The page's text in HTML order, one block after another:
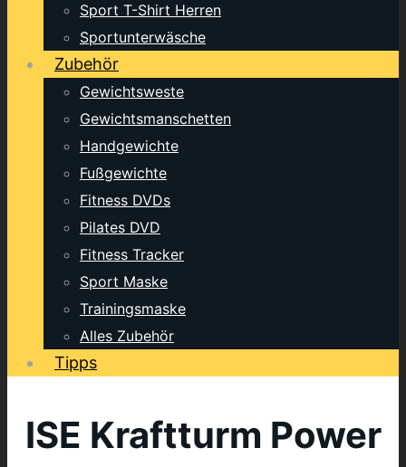
Sport T-Shirt Herren
Sportunterwäsche
Zubehör
Gewichtsweste
Gewichtsmanschetten
Handgewichte
Fußgewichte
Fitness DVDs
Pilates DVD
Fitness Tracker
Sport Maske
Trainingsmaske
Alles Zubehör
Tipps
ISE Kraftturm Power